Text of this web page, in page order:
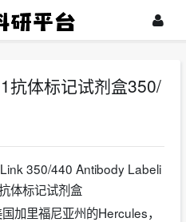
抗体标记试剂盒350/
350/440 Antibody Labeli
体标记试剂盒
加里福尼亚州的Hercules，